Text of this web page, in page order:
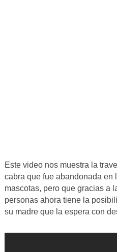
Este video nos muestra la
cabra que fue abandonada en
mascotas, pero que gracias a
personas ahora tiene la
su madre que la espera con